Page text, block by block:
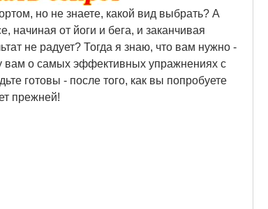
но не знаете, какой вид выбрать? А
начиная от йоги и бега, и заканчивая
не радует? Тогда я знаю, что вам нужно -
вам о самых эффективных упражнениях с
готовы - после того, как вы попробуете
прежней!